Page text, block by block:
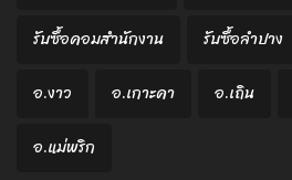
รับซื้อคอมสำนักงาน
รับซื้อลำปาง
อ.งาว
อ.เกาะคา อ.เถิน
อ.แม่พริก